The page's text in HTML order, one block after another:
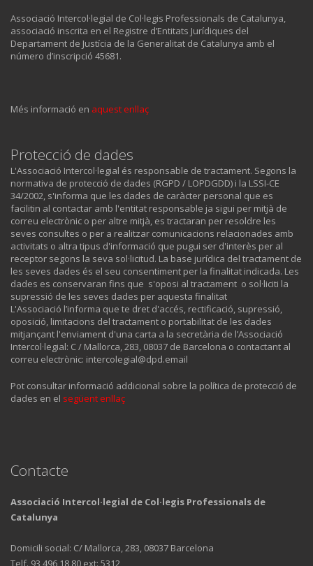
Associació Intercol·legial de Col·legis Professionals de Catalunya,
associació inscrita en el Registre d’Entitats Jurídiques del
Departament de Justícia de la Generalitat de Catalunya amb el
número d’inscripció 45681.
Més informació en aquest enllaç
Protecció de dades
L'Associació Intercol·legial és responsable de tractament. Segons la
normativa de protecció de dades (RGPD / LOPDGDD) i la LSSI-CE
34/2002, s'informa que les dades de caràcter personal que es
facilitin al contactar amb l'entitat responsable ja sigui per mitjà de
correu electrònic o per altre mitjà, es tractaran per resoldre les
seves consultes o per a realitzar comunicacions relacionades amb
activitats o altra tipus d'informació que pugui ser d'interès per al
receptor segons la seva sol·licitud. La base jurídica del tractament de
les seves dades és el seu consentiment per la finalitat indicada. Les
dades es conservaran fins que s'oposi al tractament o sol·liciti la
supressió de les seves dades per aquesta finalitat
L'Associació l’informa que te dret d'accés, rectificació, supressió,
oposició, limitacions del tractament o portabilitat de les dades
mitjançant l'enviament d'una carta a la secretària de l’Associació
Intercol·legial: C / Mallorca, 283, 08037 de Barcelona o contactant al
correu electrònic: intercolegial@dpd.email
Pot consultar informació addicional sobre la política de protecció de
dades en el següent enllaç
Contacte
Associació Intercol·legial de Col·legis Professionals de
Catalunya
Domicili social: C/ Mallorca, 283, 08037 Barcelona
Telf. 93 496 18 80 ext: 5312